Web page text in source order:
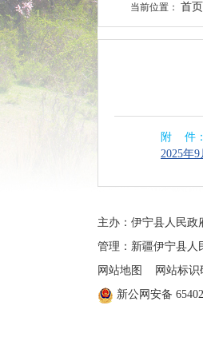
当前位置： 首页
附 件：
2025年
主办：伊宁县人民政
管理：新疆伊宁县人
网站地图
网站标识
新公网安备